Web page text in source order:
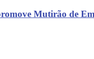
Mutirão de